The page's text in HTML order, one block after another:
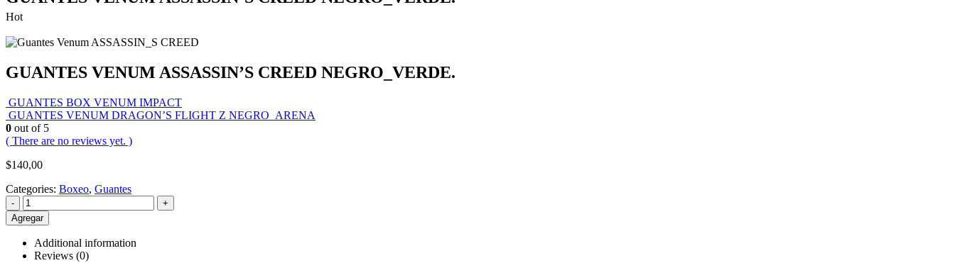
Hot
GUANTES VENUM ASSASSIN’S CREED NEGRO_VERDE.
GUANTES BOX VENUM IMPACT
GUANTES VENUM DRAGON’S FLIGHT Z NEGRO_ARENA
0 out of 5
( There are no reviews yet. )
$140,00
Categories: Boxeo, Guantes
-
+
Agregar
Additional information
Reviews (0)